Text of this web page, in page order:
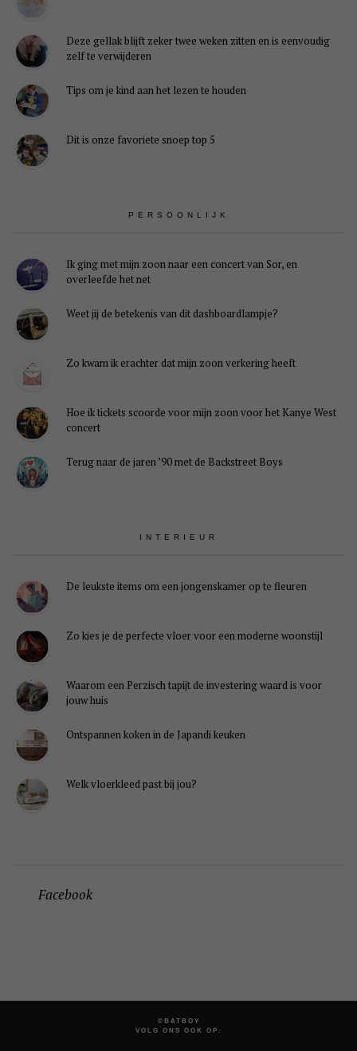
Deze gellak blijft zeker twee weken zitten en is eenvoudig
zelf te verwijderen
Tips om je kind aan het lezen te houden
Dit is onze favoriete snoep top 5
PERSOONLIJK
Ik ging met mijn zoon naar een concert van Sor, en
overleefde het net
Weet jij de betekenis van dit dashboardlampje?
Zo kwam ik erachter dat mijn zoon verkering heeft
Hoe ik tickets scoorde voor mijn zoon voor het Kanye West
concert
Terug naar de jaren ’90 met de Backstreet Boys
INTERIEUR
De leukste items om een jongenskamer op te fleuren
Zo kies je de perfecte vloer voor een moderne woonstijl
Waarom een Perzisch tapijt de investering waard is voor
jouw huis
Ontspannen koken in de Japandi keuken
Welk vloerkleed past bij jou?
Facebook
©BATBOY
VOLG ONS OOK OP: